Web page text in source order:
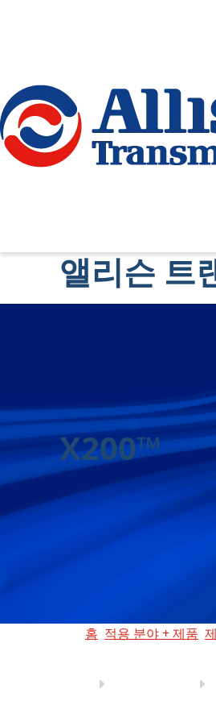
Go Home
앨리슨 트
X200™
홈 적용 분야 + 제품